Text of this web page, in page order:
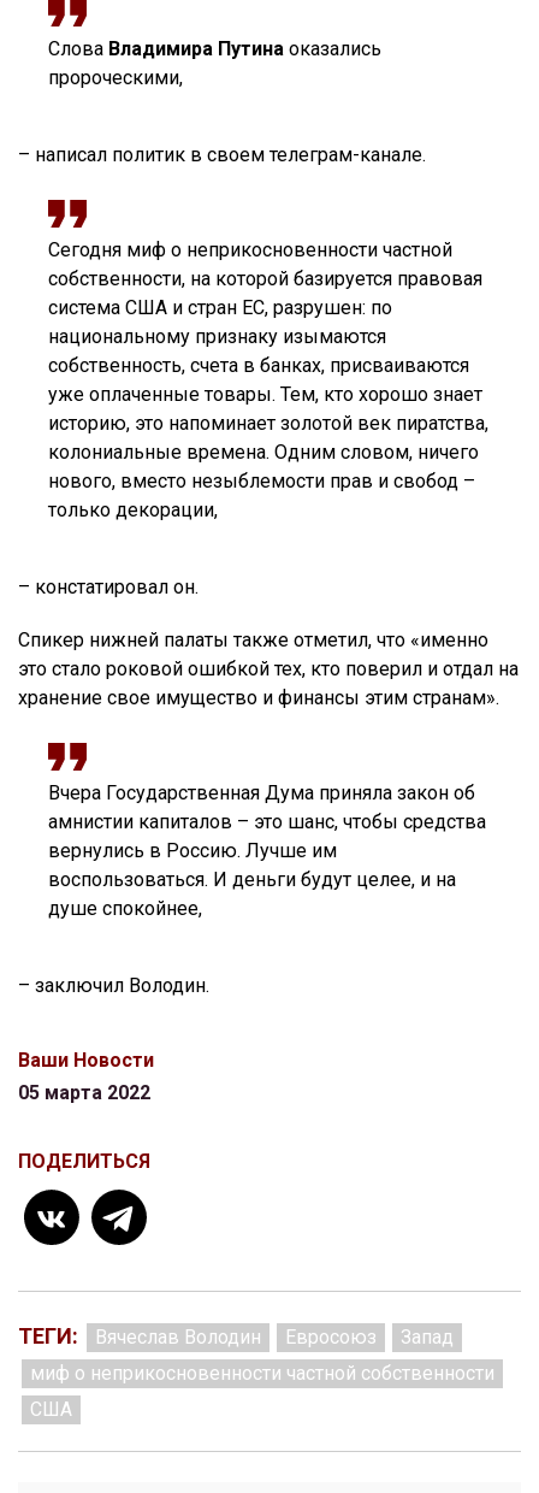
Слова Владимира Путина оказались
пророческими,
– написал политик в своем телеграм-канале.
Сегодня миф о неприкосновенности частной
собственности, на которой базируется правовая
система США и стран ЕС, разрушен: по
национальному признаку изымаются
собственность, счета в банках, присваиваются
уже оплаченные товары. Тем, кто хорошо знает
историю, это напоминает золотой век пиратства,
колониальные времена. Одним словом, ничего
нового, вместо незыблемости прав и свобод –
только декорации,
– констатировал он.
Спикер нижней палаты также отметил, что «именно
это стало роковой ошибкой тех, кто поверил и отдал на
хранение свое имущество и финансы этим странам».
Вчера Государственная Дума приняла закон об
амнистии капиталов – это шанс, чтобы средства
вернулись в Россию. Лучше им
воспользоваться. И деньги будут целее, и на
душе спокойнее,
– заключил Володин.
Ваши Новости
05 марта 2022
ПОДЕЛИТЬСЯ
ТЕГИ: Вячеслав Володин Евросоюз
Запад
миф о неприкосновенности частной собственности
США